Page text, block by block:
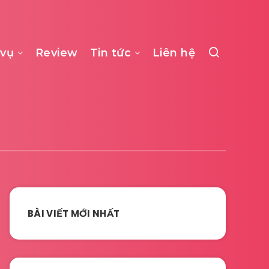
Review Tin tức Liên hệ
BÀI VIẾT MỚI NHẤT